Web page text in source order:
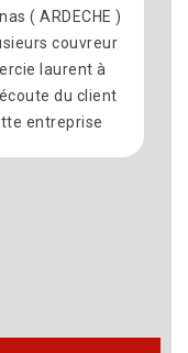
26 pour des travaux de
et très
délais tenu et l’artisan
avec des prix très
et son équipe